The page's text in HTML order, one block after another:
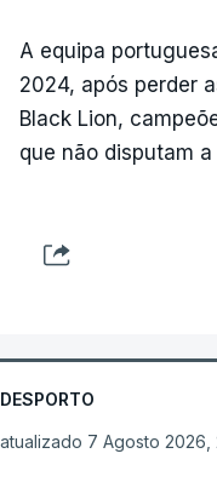
A equipa
2024, após perder
Black Lion,
que não disputam
DESPORTO
atualizado 7 Agosto 2026,